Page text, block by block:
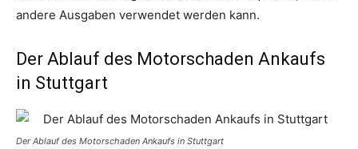
andere Ausgaben verwendet werden kann.
Der Ablauf des Motorschaden Ankaufs
in Stuttgart
Der Ablauf des Motorschaden Ankaufs in Stuttgart